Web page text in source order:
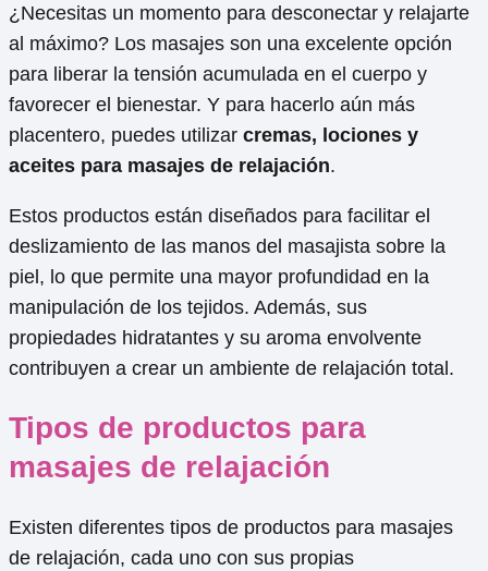
¿Necesitas un momento para desconectar y relajarte
al máximo? Los masajes son una excelente opción
para liberar la tensión acumulada en el cuerpo y
favorecer el bienestar. Y para hacerlo aún más
placentero, puedes utilizar cremas, lociones y
aceites para masajes de relajación.
Estos productos están diseñados para facilitar el
deslizamiento de las manos del masajista sobre la
piel, lo que permite una mayor profundidad en la
manipulación de los tejidos. Además, sus
propiedades hidratantes y su aroma envolvente
contribuyen a crear un ambiente de relajación total.
Tipos de productos para
masajes de relajación
Existen diferentes tipos de productos para masajes
de relajación, cada uno con sus propias